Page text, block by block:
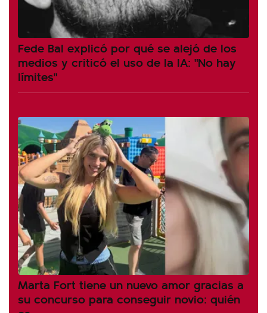
Fede Bal explicó por qué se alejó de los
medios y criticó el uso de la IA: "No hay
límites"
Marta Fort tiene un nuevo amor gracias a
su concurso para conseguir novio: quién